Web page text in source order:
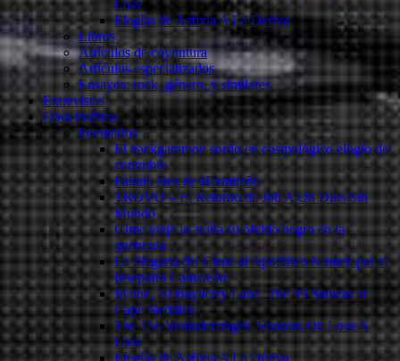
Loss
Elegías de Asfixia A La Deriva
Libros
Artículos de coyuntura
Artículos especializados
Ensayos: rock, género, y similares
Entrevistas
Obra Poética
Poemarios
El backgammon sordo en cosmológico elogio del
connubio
Fabula Hez de Hermitaño
TROVO – El Retorno de Job A Un Dios Sin
Mundo
Gime vieja la araña su olvido negro en la
quebrada
La Plegaria del Cisne al Apofático Numen por el
Insepulto Camaleón
Maine, 40 Bayberry Lane. The 99 Stanzas at
Cape Neddick
The 156 Veränderungen. Sonnets On Love S
Loss
Elegías de Asfixia A La Deriva